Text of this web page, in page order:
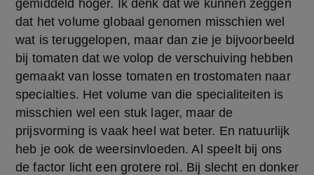
gemiddeld hoger. Ik denk dat we kunnen zeggen
dat het volume globaal genomen misschien wel
wat is teruggelopen, maar dan zie je bijvoorbeeld
bij tomaten dat we volop de verschuiving hebben
gemaakt van losse tomaten en trostomaten naar
specialties. Het volume van die specialiteiten is
misschien wel een stuk lager, maar de
prijsvorming is vaak heel wat beter. En natuurlijk
heb je ook de weersinvloeden. Al speelt bij ons
de factor licht een grotere rol. Bij slecht en donker